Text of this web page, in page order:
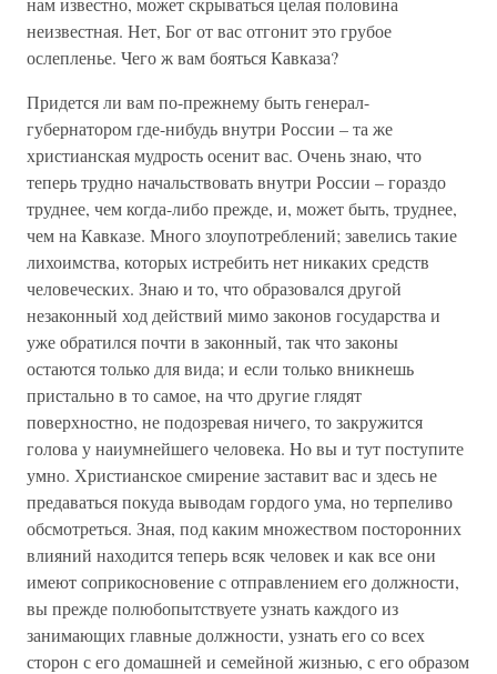
неизвестная. Нет, Бог от вас отгонит это грубое
ослепленье. Чего ж вам бояться Кавказа?
Придется ли вам по-прежнему быть генерал-
губернатором где-нибудь внутри России – та же
христианская мудрость осенит вас. Очень знаю, что
теперь трудно начальствовать внутри России – гораздо
труднее, чем когда-либо прежде, и, может быть, труднее,
чем на Кавказе. Много злоупотреблений; завелись такие
лихоимства, которых истребить нет никаких средств
человеческих. Знаю и то, что образовался другой
незаконный ход действий мимо законов государства и
уже обратился почти в законный, так что законы
остаются только для вида; и если только вникнешь
пристально в то самое, на что другие глядят
поверхностно, не подозревая ничего, то закружится
голова у наиумнейшего человека. Ho вы и тут поступите
умно. Христианское смирение заставит вас и здесь не
предаваться покуда выводам гордого ума, но терпеливо
обсмотреться. Зная, под каким множеством посторонних
влияний находится теперь всяк человек и как все они
имеют соприкосновение с отправлением его должности,
вы прежде полюбопытствуете узнать каждого из
занимающих главные должности, узнать его со всех
сторон с его домашней и семейной жизнью, с его образом